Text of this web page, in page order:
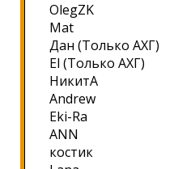
OlegZK
Mat
Дан (Только АХГ)
El (Только АХГ)
НикитА
Andrew
Eki-Ra
ANN
костик